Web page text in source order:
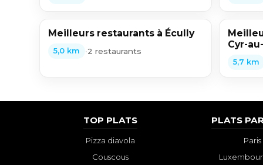
Meilleurs restaurants à Écully
5,0 km •2 restaurants
Cyr-
5,7 km
TOP PLATS
Pizza diavola
Couscous
PLATS
Paris